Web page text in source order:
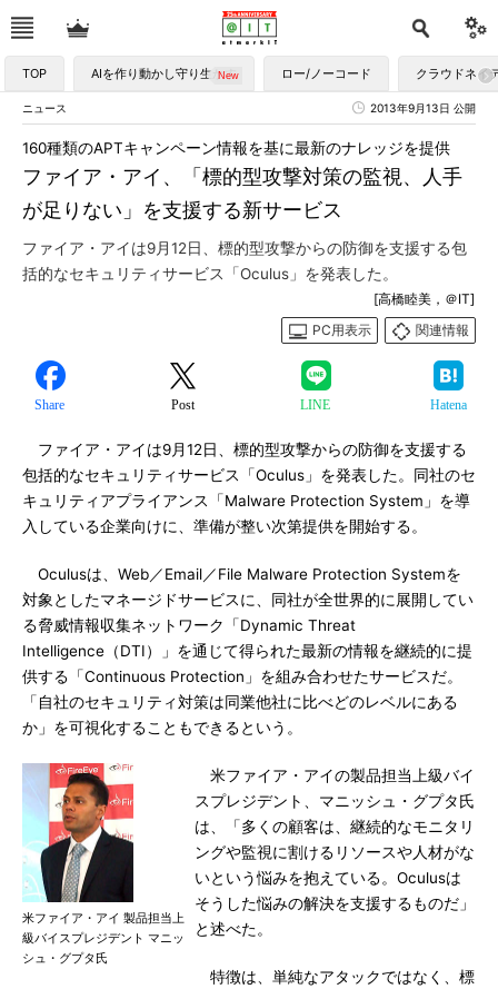
TOP AIを作り動かし守り生かす ロー/ノーコード クラウドネイ
ニュース 2013年9月13日 公開
ファイア・アイ、「標的型攻撃対策の監視、人手
が足りない」を支援する新サービス
160種類のAPTキャンペーン情報を基に最新のナレッジを提供
ファイア・アイは9月12日、標的型攻撃からの防御を支援する包
括的なセキュリティサービス「Oculus」を発表した。
[高橋睦美，＠IT]
PC用表示
関連情報
Share Post LINE Hatena
ファイア・アイは9月12日、標的型攻撃からの防御を支援する
包括的なセキュリティサービス「Oculus」を発表した。同社のセ
キュリティアプライアンス「Malware Protection System」を導
入している企業向けに、準備が整い次第提供を開始する。
Oculusは、Web／Email／File Malware Protection Systemを
対象としたマネージドサービスに、同社が全世界的に展開してい
る脅威情報収集ネットワーク「Dynamic Threat
Intelligence（DTI）」を通じて得られた最新の情報を継続的に提
供する「Continuous Protection」を組み合わせたサービスだ。
「自社のセキュリティ対策は同業他社に比べどのレベルにある
か」を可視化することもできるという。
米ファイア・アイ 製品担当上
級バイスプレジデント マニッ
シュ・グプタ氏
米ファイア・アイの製品担当上級バイ
スプレジデント、マニッシュ・グプタ氏
は、「多くの顧客は、継続的なモニタリ
ングや監視に割けるリソースや人材がな
いという悩みを抱えている。Oculusは
そうした悩みの解決を支援するものだ」
と述べた。
特徴は、単純なアタックではなく、標